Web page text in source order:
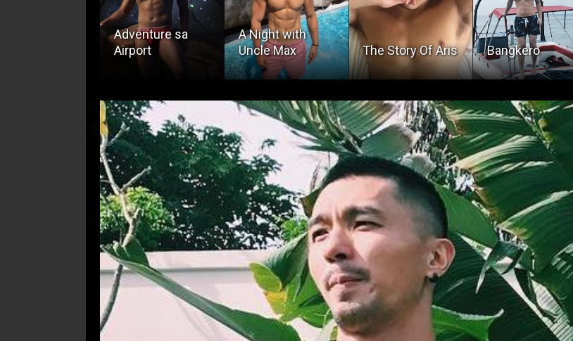
A Night with
Uncle Max
The Story Of Aris Bangkero
Ice Cream
Sundae